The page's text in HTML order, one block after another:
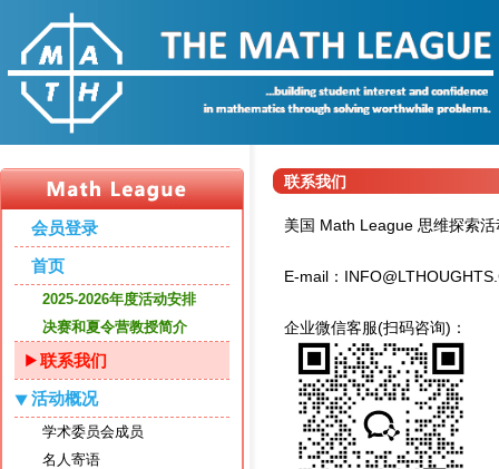
会员登录
首页
2025-2026年度活动安排
决赛和夏令营教授简介
联系我们
活动概况
学术委员会成员
名人寄语
联系我们
美国 Math League 思维探索
E-mail：
企业微信客服(扫码咨询)：